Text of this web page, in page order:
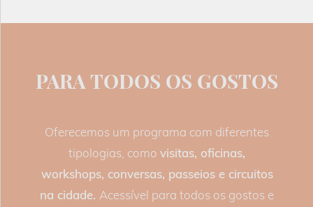
PARA TODOS OS GOSTOS
Oferecemos um programa com diferentes
tipologias, comovisitas, oficinas,
workshops, conversas, passeios e circuitos
na cidade. Acessível para todos os gostos e